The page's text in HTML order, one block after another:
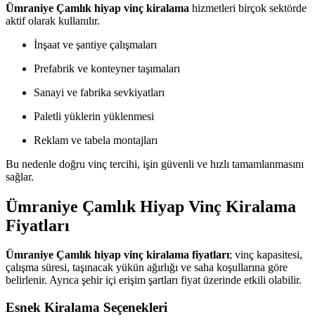
Ümraniye Çamlık hiyap vinç kiralama hizmetleri birçok sektörde
aktif olarak kullanılır.
İnşaat ve şantiye çalışmaları
Prefabrik ve konteyner taşımaları
Sanayi ve fabrika sevkiyatları
Paletli yüklerin yüklenmesi
Reklam ve tabela montajları
Bu nedenle doğru vinç tercihi, işin güvenli ve hızlı tamamlanmasını
sağlar.
Ümraniye Çamlık Hiyap Vinç Kiralama
Fiyatları
Ümraniye Çamlık hiyap vinç kiralama fiyatları; vinç kapasitesi,
çalışma süresi, taşınacak yükün ağırlığı ve saha koşullarına göre
belirlenir. Ayrıca şehir içi erişim şartları fiyat üzerinde etkili olabilir.
Esnek Kiralama Seçenekleri